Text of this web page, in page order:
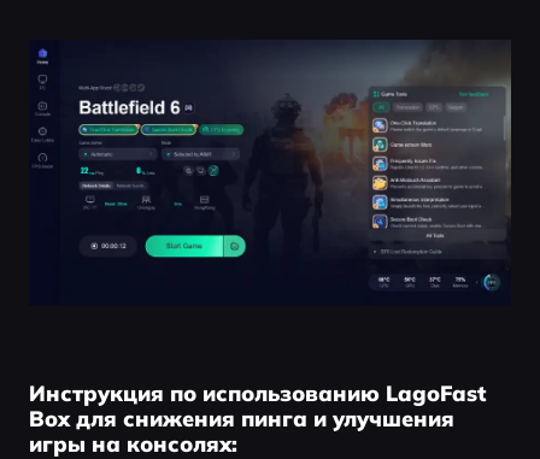
Инструкция по использованию LagoFast
Box для снижения пинга и улучшения
игры на консолях: